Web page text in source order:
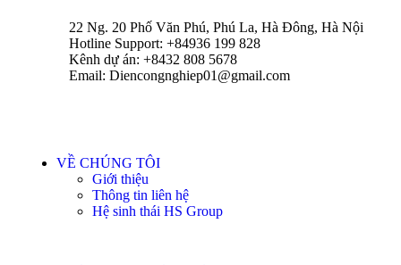
22 Ng. 20 Phố Văn Phú, Phú La, Hà Đông, Hà Nội
Hotline Support: +84936 199 828
Kênh dự án: +8432 808 5678
Email: Diencongnghiep01@gmail.com
VỀ CHÚNG TÔI
Giới thiệu
Thông tin liên hệ
Hệ sinh thái HS Group